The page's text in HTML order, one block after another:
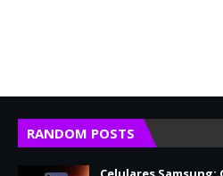
RANDOM POSTS